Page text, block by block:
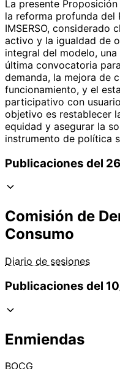
La presente
la reforma profunda del
IMSERSO, considerado
activo y la igualdad de
integral del modelo,
última convocatoria
demanda, la mejora de
funcionamiento, y el
participativo con
objetivo es restablecer
equidad y asegurar la
instrumento de política
Publicaciones del
Comisión de
Consumo
Diario de sesiones
Publicaciones del
Enmiendas
BOCG